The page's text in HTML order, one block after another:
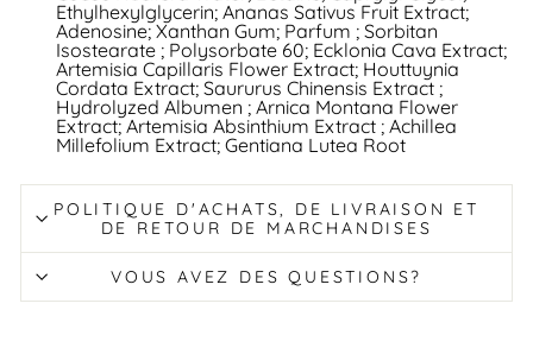
Ethylhexylglycerin; Ananas Sativus Fruit Extract;
Adenosine; Xanthan Gum; Parfum ; Sorbitan
Isostearate ; Polysorbate 60; Ecklonia Cava Extract;
Artemisia Capillaris Flower Extract; Houttuynia
Cordata Extract; Saururus Chinensis Extract ;
Hydrolyzed Albumen ; Arnica Montana Flower
Extract; Artemisia Absinthium Extract ; Achillea
Millefolium Extract; Gentiana Lutea Root
POLITIQUE D'ACHATS, DE LIVRAISON ET
DE RETOUR DE MARCHANDISES
VOUS AVEZ DES QUESTIONS?